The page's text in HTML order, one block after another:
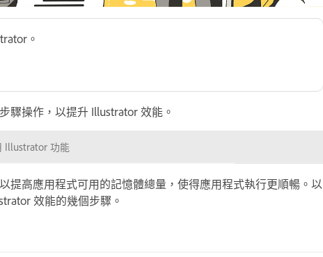
。
驟操作，以提升 Illustrator 效能。
Illustrator 功能
提高應用程式可用的記憶體總量，使得應用程式執行更順暢。以
效能的幾個步驟。